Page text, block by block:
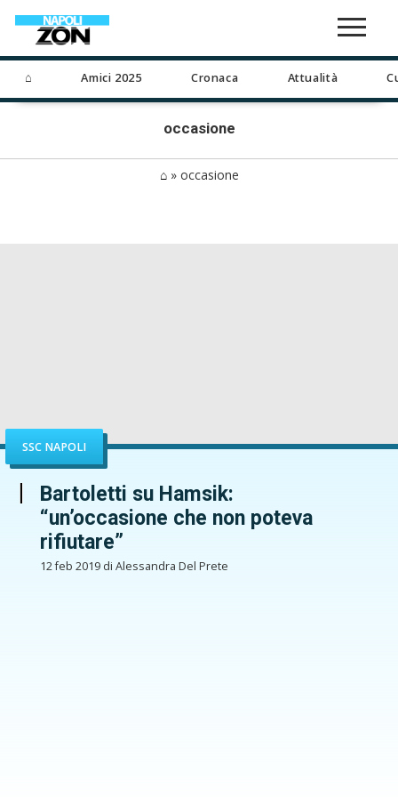
⌂ Amici 2025 Cronaca Attualità
occasione
⌂» occasione
SSC NAPOLI
Bartoletti su Hamsik:
“un’occasione che non poteva
rifiutare”
12 feb 2019 di Alessandra Del Prete